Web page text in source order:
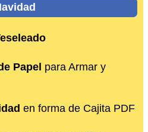
Papel para Armar y
en forma de Cajita PDF